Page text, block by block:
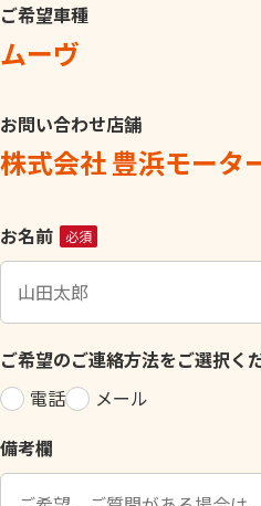
ご希望車種
ムーヴ
お問い合わせ店舗
株式会社 豊浜モータ
こ
の
ィ
ー
ル
ド
空
の
お名前 必須
ご希望のご連絡方法をご選択く
電話
メール
備考欄